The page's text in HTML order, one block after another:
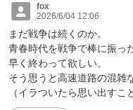
fox
2026/6/04 12:06
まだ戦争は続くのか。
青春時代を戦争で棒に振っ
早く終わって欲しい。
そう思うと高速道路の混雑
（イラついたら思い出すこ